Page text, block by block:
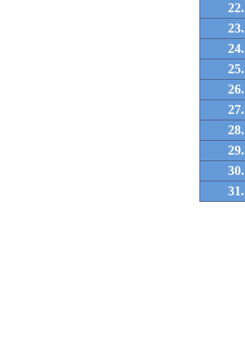
22.
23.
24.
25.
26.
27.
28.
29.
30.
31.